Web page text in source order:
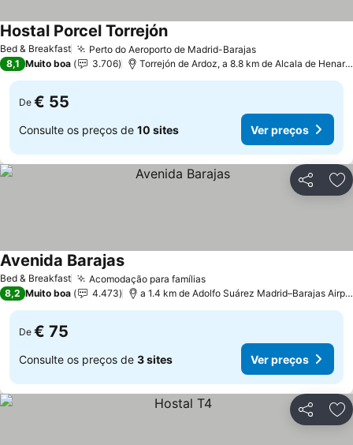
Bed & Breakfast Perto do Aeroporto de Madrid-Barajas
Hostal Porcel Torrejón
8,1 Muito boa 3.706 Torrejón de Ardoz, a 8.8 km de Alcala de Henares
De € 55
Consulte os preços de 10 sites Ver preços
Partilhar
Bed & Breakfast Acomodação para famílias
Avenida Barajas
8,2 Muito boa 4.473 a 1.4 km de Adolfo Suárez Madrid–Barajas Airport
De € 75
Consulte os preços de 3 sites Ver preços
Partilhar